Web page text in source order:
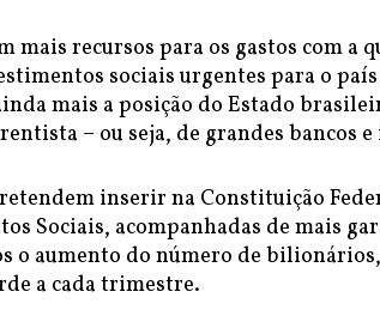
mais recursos para os gastos com a
sociais urgentes para o
mais a posição do Estado
– ou seja, de grandes bancos
inserir na Constituição
Sociais, acompanhadas de mais
o aumento do número de
a cada trimestre.